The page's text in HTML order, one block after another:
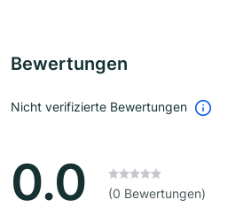
Bewertungen
Nicht verifizierte Bewertungen
0.0 (0 Bewertungen)